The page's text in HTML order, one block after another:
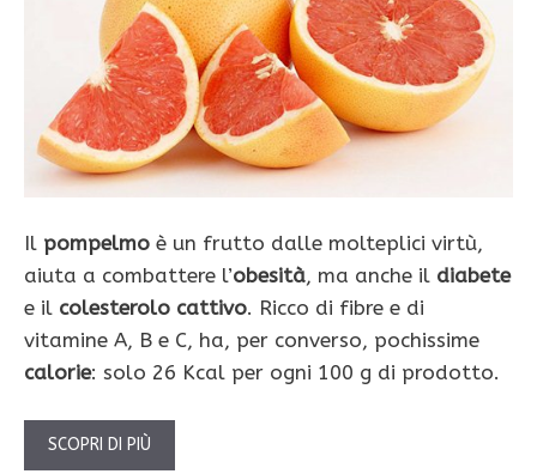
Il pompelmo è un frutto dalle molteplici virtù,
aiuta a combattere l’obesità, ma anche il diabete
e il colesterolo cattivo. Ricco di fibre e di
vitamine A, B e C, ha, per converso, pochissime
calorie: solo 26 Kcal per ogni 100 g di prodotto.
SCOPRI DI PIÙ